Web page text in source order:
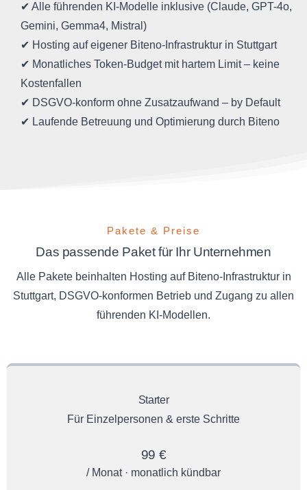
✔ Alle führenden KI-Modelle inklusive (Claude, GPT-4o,
Gemini, Gemma4, Mistral)
✔ Hosting auf eigener Biteno-Infrastruktur in Stuttgart
✔ Monatliches Token-Budget mit hartem Limit – keine
Kostenfallen
✔ DSGVO-konform ohne Zusatzaufwand – by Default
✔ Laufende Betreuung und Optimierung durch Biteno
Pakete & Preise
Das passende Paket für Ihr Unternehmen
Alle Pakete beinhalten Hosting auf Biteno-Infrastruktur in
Stuttgart, DSGVO-konformen Betrieb und Zugang zu allen
führenden KI-Modellen.
Starter
Für Einzelpersonen & erste Schritte
99 €
/ Monat · monatlich kündbar